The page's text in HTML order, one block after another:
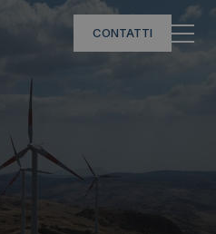
CONTATTI